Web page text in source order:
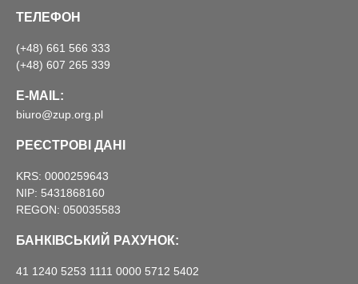
ТЕЛЕФОН
(+48) 661 566 333
(+48) 607 265 339
E-MAIL:
biuro@zup.org.pl
РЕЄСТРОВІ ДАНІ
KRS: 0000259643
NIP: 5431868160
REGON: 050035583
БАНКІВСЬКИЙ РАХУНОК:
41 1240 5253 1111 0000 5712 5402